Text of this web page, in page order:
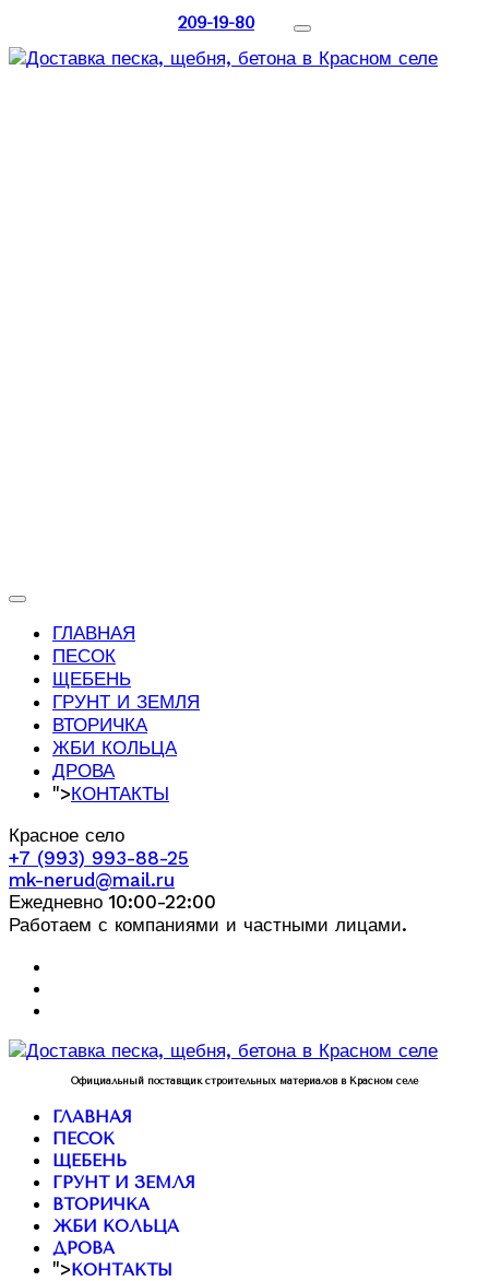
209-19-80
ГЛАВНАЯ
ПЕСОК
ЩЕБЕНЬ
ГРУНТ И ЗЕМЛЯ
ВТОРИЧКА
ЖБИ КОЛЬЦА
ДРОВА
">КОНТАКТЫ
Красное село
+7 (993) 993-88-25
mk-nerud@mail.ru
Ежедневно 10:00-22:00
Работаем с компаниями и частными лицами.
Официальный поставщик строительных материалов в Красном селе
ГЛАВНАЯ
ПЕСОК
ЩЕБЕНЬ
ГРУНТ И ЗЕМЛЯ
ВТОРИЧКА
ЖБИ КОЛЬЦА
ДРОВА
">КОНТАКТЫ